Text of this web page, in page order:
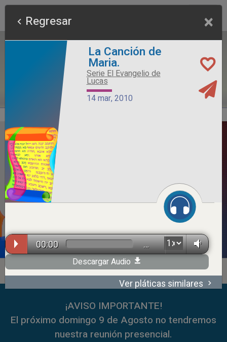
…
¡AVISO IMPORTANTE!
El próximo domingo 9 de Agosto no tendremos
nuestra reunión presencial.
Regresar ×
La Canción de
Maria.
Serie El Evangelio de
Lucas
14 mar, 2010
00:00 …
Descargar Audio
Ver pláticas similares